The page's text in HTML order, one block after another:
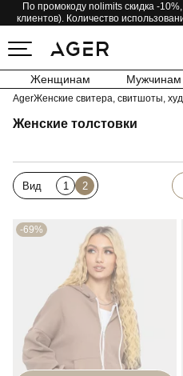
По промокоду nolimits скидка -
клиентов). Количество
Женщинам Мужчинам
AgerЖенские свитера, свитшоты,
Женские толстовки
Вид 1 2
-69%